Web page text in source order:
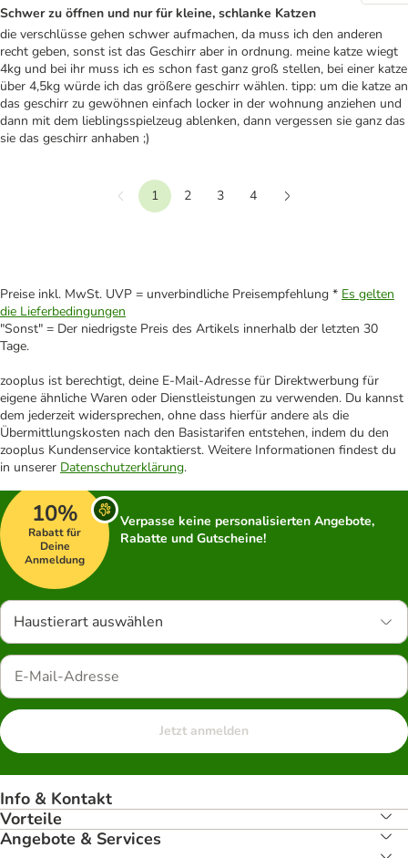
Schwer zu öffnen und nur für kleine, schlanke Katzen
die verschlüsse gehen schwer aufmachen, da muss ich den anderen
recht geben, sonst ist das Geschirr aber in ordnung. meine katze wiegt
4kg und bei ihr muss ich es schon fast ganz groß stellen, bei einer katze
über 4,5kg würde ich das größere geschirr wählen. tipp: um die katze an
das geschirr zu gewöhnen einfach locker in der wohnung anziehen und
dann mit dem lieblingsspielzeug ablenken, dann vergessen sie ganz das
sie das geschirr anhaben ;)
Vorherige
1 2 3
4
Preise inkl. MwSt. UVP = unverbindliche Preisempfehlung * Es gelten
die Lieferbedingungen
"Sonst" = Der niedrigste Preis des Artikels innerhalb der letzten 30
Tage.
zooplus ist berechtigt, deine E-Mail-Adresse für Direktwerbung für
eigene ähnliche Waren oder Dienstleistungen zu verwenden. Du kannst
dem jederzeit widersprechen, ohne dass hierfür andere als die
Übermittlungskosten nach den Basistarifen entstehen, indem du den
zooplus Kundenservice kontaktierst. Weitere Informationen findest du
in unserer Datenschutzerklärung.
10%
Rabatt für
Deine
Anmeldung
Verpasse keine personalisierten Angebote,
Rabatte und Gutscheine!
Haustierart auswählen
Jetzt anmelden
Info & Kontakt
Vorteile
Angebote & Services